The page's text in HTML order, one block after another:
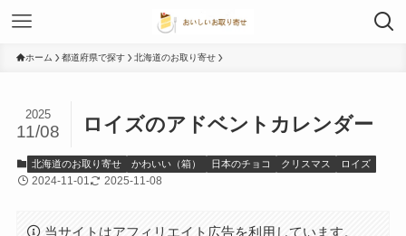
ホーム 都道府県で探す 北海道のお取り寄せ
ロイズのアドベントカレンダー
2025
11/08
北海道のお取り寄せ かわいい（箱） 日本のチョコ クリスマス ロイズ
2024-11-01 2025-11-08
当サイトはアフィリエイト広告を利用しています。